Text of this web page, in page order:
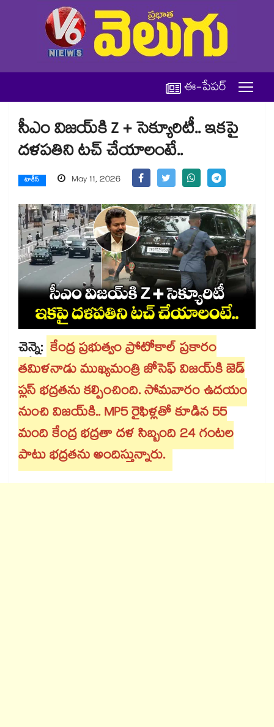
ఈ-పేపర్
సీఎం విజయ్⁪కి Z + సెక్యూరిటీ.. ఇకపై
దళపతిని టచ్ చేయాలంటే..
టాకీస్ May 11, 2026
చెన్నై: కేంద్ర ప్రభుత్వం ప్రోటోకాల్ ప్రకారం
తమిళనాడు ముఖ్యమంత్రి జోసెఫ్ విజయ్⁭కి జెడ్
ప్లస్ భద్రతను కల్పించింది. సోమవారం ఉదయం
నుంచి విజయ్⁬కి.. MP5 రైఫిళ్లతో కూడిన 55
మంది కేంద్ర భద్రతా దళ సిబ్బంది 24 గంటల
పాటు భద్రతను అందిస్తున్నారు.